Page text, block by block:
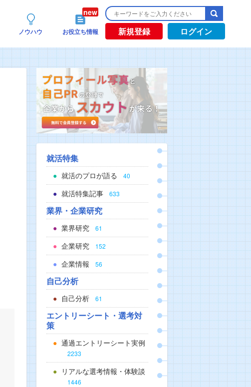
ノウハウ お役立ち情報 新規登録 ログイン
就活特集
就活のプロが語る 40
就活特集記事 633
業界・企業研究
業界研究 61
企業研究 152
企業情報 56
自己分析
自己分析 61
エントリーシート・選考対
策
通過エントリーシート実例
2233
リアルな選考情報・体験談
1446